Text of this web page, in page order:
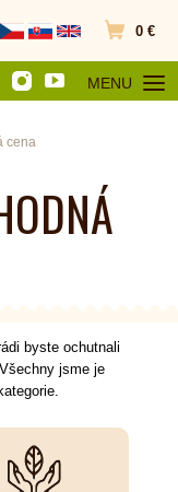
Přejít do
0 €
MENU
OTEVŘÍT
cena
byste ochutnali
jsme je